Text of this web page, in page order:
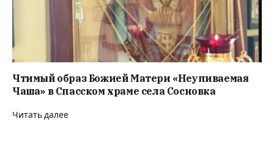
Чтимый образ Божией Матери «Неупиваемая
Чаша» в Спасском храме села Сосновка
Читать далее